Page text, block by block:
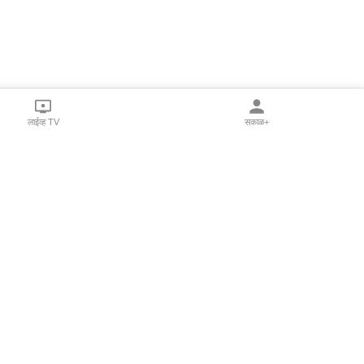
लाईव्ह TV सकाळ+